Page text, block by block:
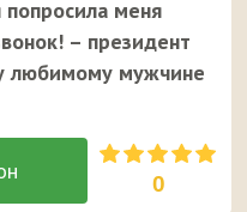
меня
– президент
любимому мужчине
0